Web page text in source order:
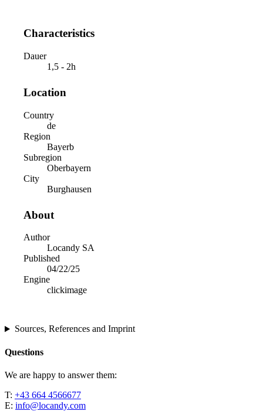
Characteristics
Dauer
1,5 - 2h
Location
Country
de
Region
Bayerb
Subregion
Oberbayern
City
Burghausen
About
Author
Locandy SA
Published
04/22/25
Engine
clickimage
Sources, References and Imprint
Questions
We are happy to answer them:
T: +43 664 4566677
E: info@locandy.com